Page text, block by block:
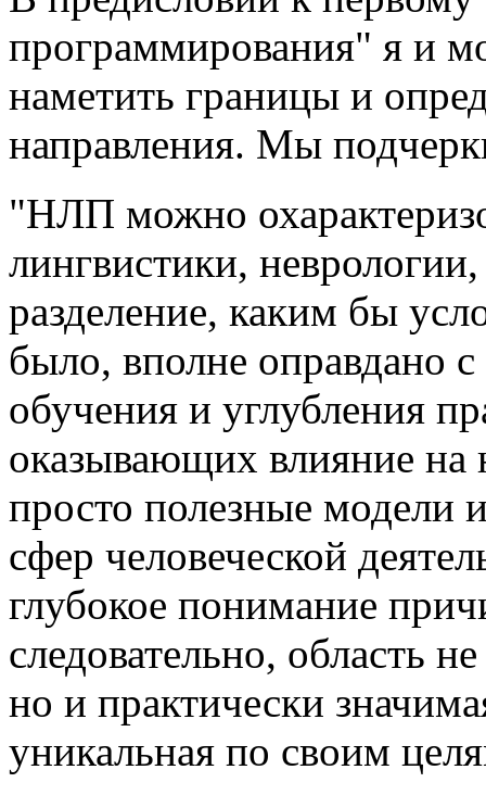
программирования" я и
наметить границы и
направления. Мы
"НЛП можно
лингвистики,
разделение, каким бы
было, вполне оправдано
обучения и углубления
оказывающих влияние
просто полезные модели
сфер человеческой
глубокое понимание
следовательно, область
но и практически
уникальная по своим